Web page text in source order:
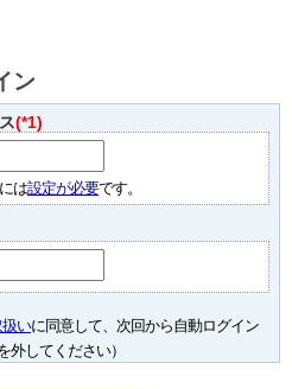
ン
(*1)
は設定が必要です。
いに同意して、次回から自動ログイン
してください）